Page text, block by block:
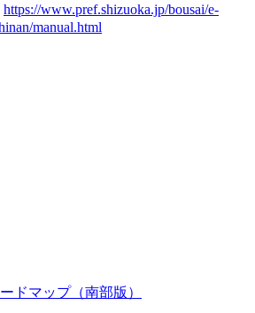
https://www.pref.shizuoka.jp/bousai/e-
manual.html
ドマップ（南部版）